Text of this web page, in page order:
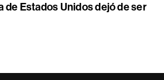
de Estados Unidos dejó de ser